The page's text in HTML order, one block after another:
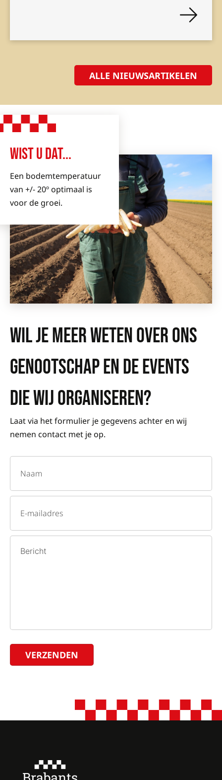
ALLE NIEUWSARTIKELEN
WIST U DAT...
Een bodemtemperatuur
van +/- 20º optimaal is
voor de groei.
WIL JE MEER WETEN OVER ONS
GENOOTSCHAP EN DE EVENTS
DIE WIJ ORGANISEREN?
Laat via het formulier je gegevens achter en wij
nemen contact met je op.